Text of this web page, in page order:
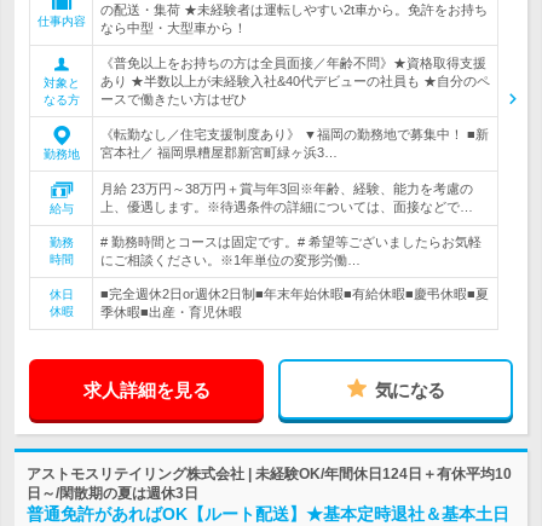
仕事内容
の配送・集荷 ★未経験者は運転しやすい2t車から。免許をお持ち
なら中型・大型車から！
対象と
なる方
《普免以上をお持ちの方は全員面接／年齢不問》★資格取得支援
あり ★半数以上が未経験入社&40代デビューの社員も ★自分のペ
ースで働きたい方はぜひ
勤務地
《転勤なし／住宅支援制度あり》 ▼福岡の勤務地で募集中！ ■新
宮本社／ 福岡県糟屋郡新宮町緑ヶ浜3…
給与
月給 23万円～38万円＋賞与年3回※年齢、経験、能力を考慮の
上、優遇します。※待遇条件の詳細については、面接などで…
勤務
時間
# 勤務時間とコースは固定です。# 希望等ございましたらお気軽
にご相談ください。※1年単位の変形労働…
休日
休暇
■完全週休2日or週休2日制■年末年始休暇■有給休暇■慶弔休暇■夏
季休暇■出産・育児休暇
求人詳細を見る 気になる
アストモスリテイリング株式会社 | 未経験OK/年間休日124日＋有休平均10
日～/閑散期の夏は週休3日
普通免許があればOK【ルート配送】★基本定時退社＆基本土日